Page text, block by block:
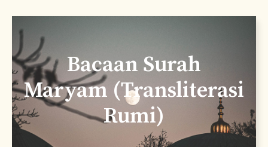
Bacaan Surah
Maryam (Transliterasi
Rumi)